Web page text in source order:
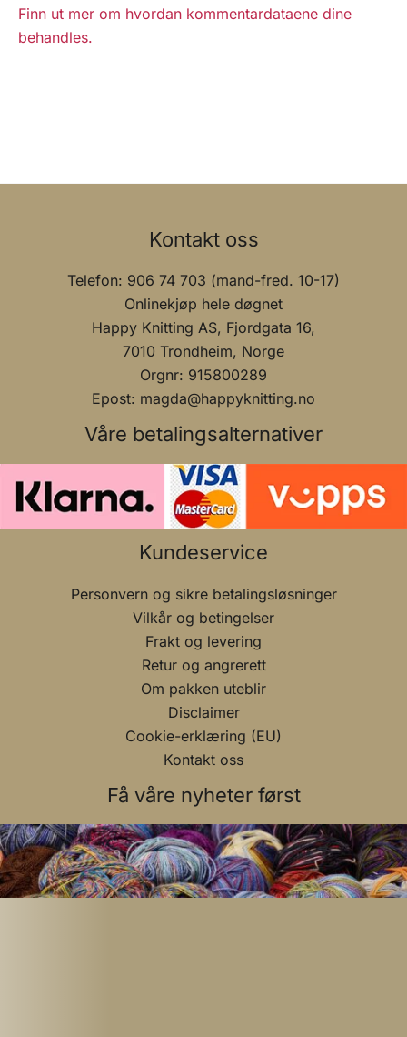
Finn ut mer om hvordan kommentardataene dine
behandles.
Kontakt oss
Telefon: 906 74 703 (mand-fred. 10-17)
Onlinekjøp hele døgnet
Happy Knitting AS, Fjordgata 16,
7010 Trondheim, Norge
Orgnr: 915800289
Epost: magda@happyknitting.no
Våre betalingsalternativer
Kundeservice
Personvern og sikre betalingsløsninger
Vilkår og betingelser
Frakt og levering
Retur og angrerett
Om pakken uteblir
Disclaimer
Cookie-erklæring (EU)
Kontakt oss
Få våre nyheter først